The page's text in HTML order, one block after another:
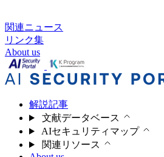
関連ニュース
リンク集
About us
解説記事
文献データベース
AIセキュリティマップ
関連リソース